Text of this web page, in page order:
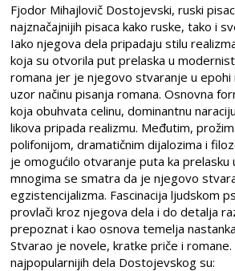
Fjodor Mihajlovič Dostojevski, ruski
najznačajnijih pisaca kako ruske, tako i
Iako njegova dela pripadaju stilu
koja su otvorila put prelaska u
romana jer je njegovo stvaranje u
uzor načinu pisanja romana. Osnovna
koja obuhvata celinu, dominantnu
likova pripada realizmu. Međutim,
polifonijom, dramatičnim dijalozima i
je omogućilo otvaranje puta ka prelasku
mnogima se smatra da je njegovo
egzistencijalizma. Fascinacija ljudskom
provlači kroz njegova dela i do detalja
prepoznat i kao osnova temelja
Stvarao je novele, kratke priče i romane.
najpopularnijih dela Dostojevskog su: